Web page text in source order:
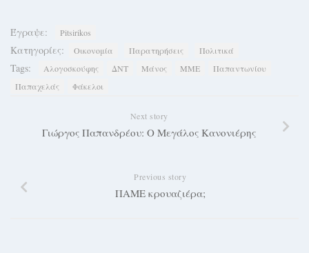
Έγραψε: Pitsirikos
Κατηγορίες: Οικονομία Παρατηρήσεις Πολιτικά
Tags: Αλογοσκούφης ΔΝΤ Μάνος ΜΜΕ
Παπαντωνίου
Παπαχελάς
Φάκελοι
Next story
Γιώργος Παπανδρέου: Ο Μεγάλος Κανονιέρης
Previous story
ΠΑΜΕ κρουαζιέρα;